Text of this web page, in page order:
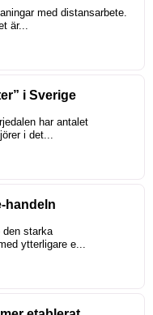
med distansarbete.
är...
i Sverige
har antalet
i det...
handeln
den starka
ytterligare e...